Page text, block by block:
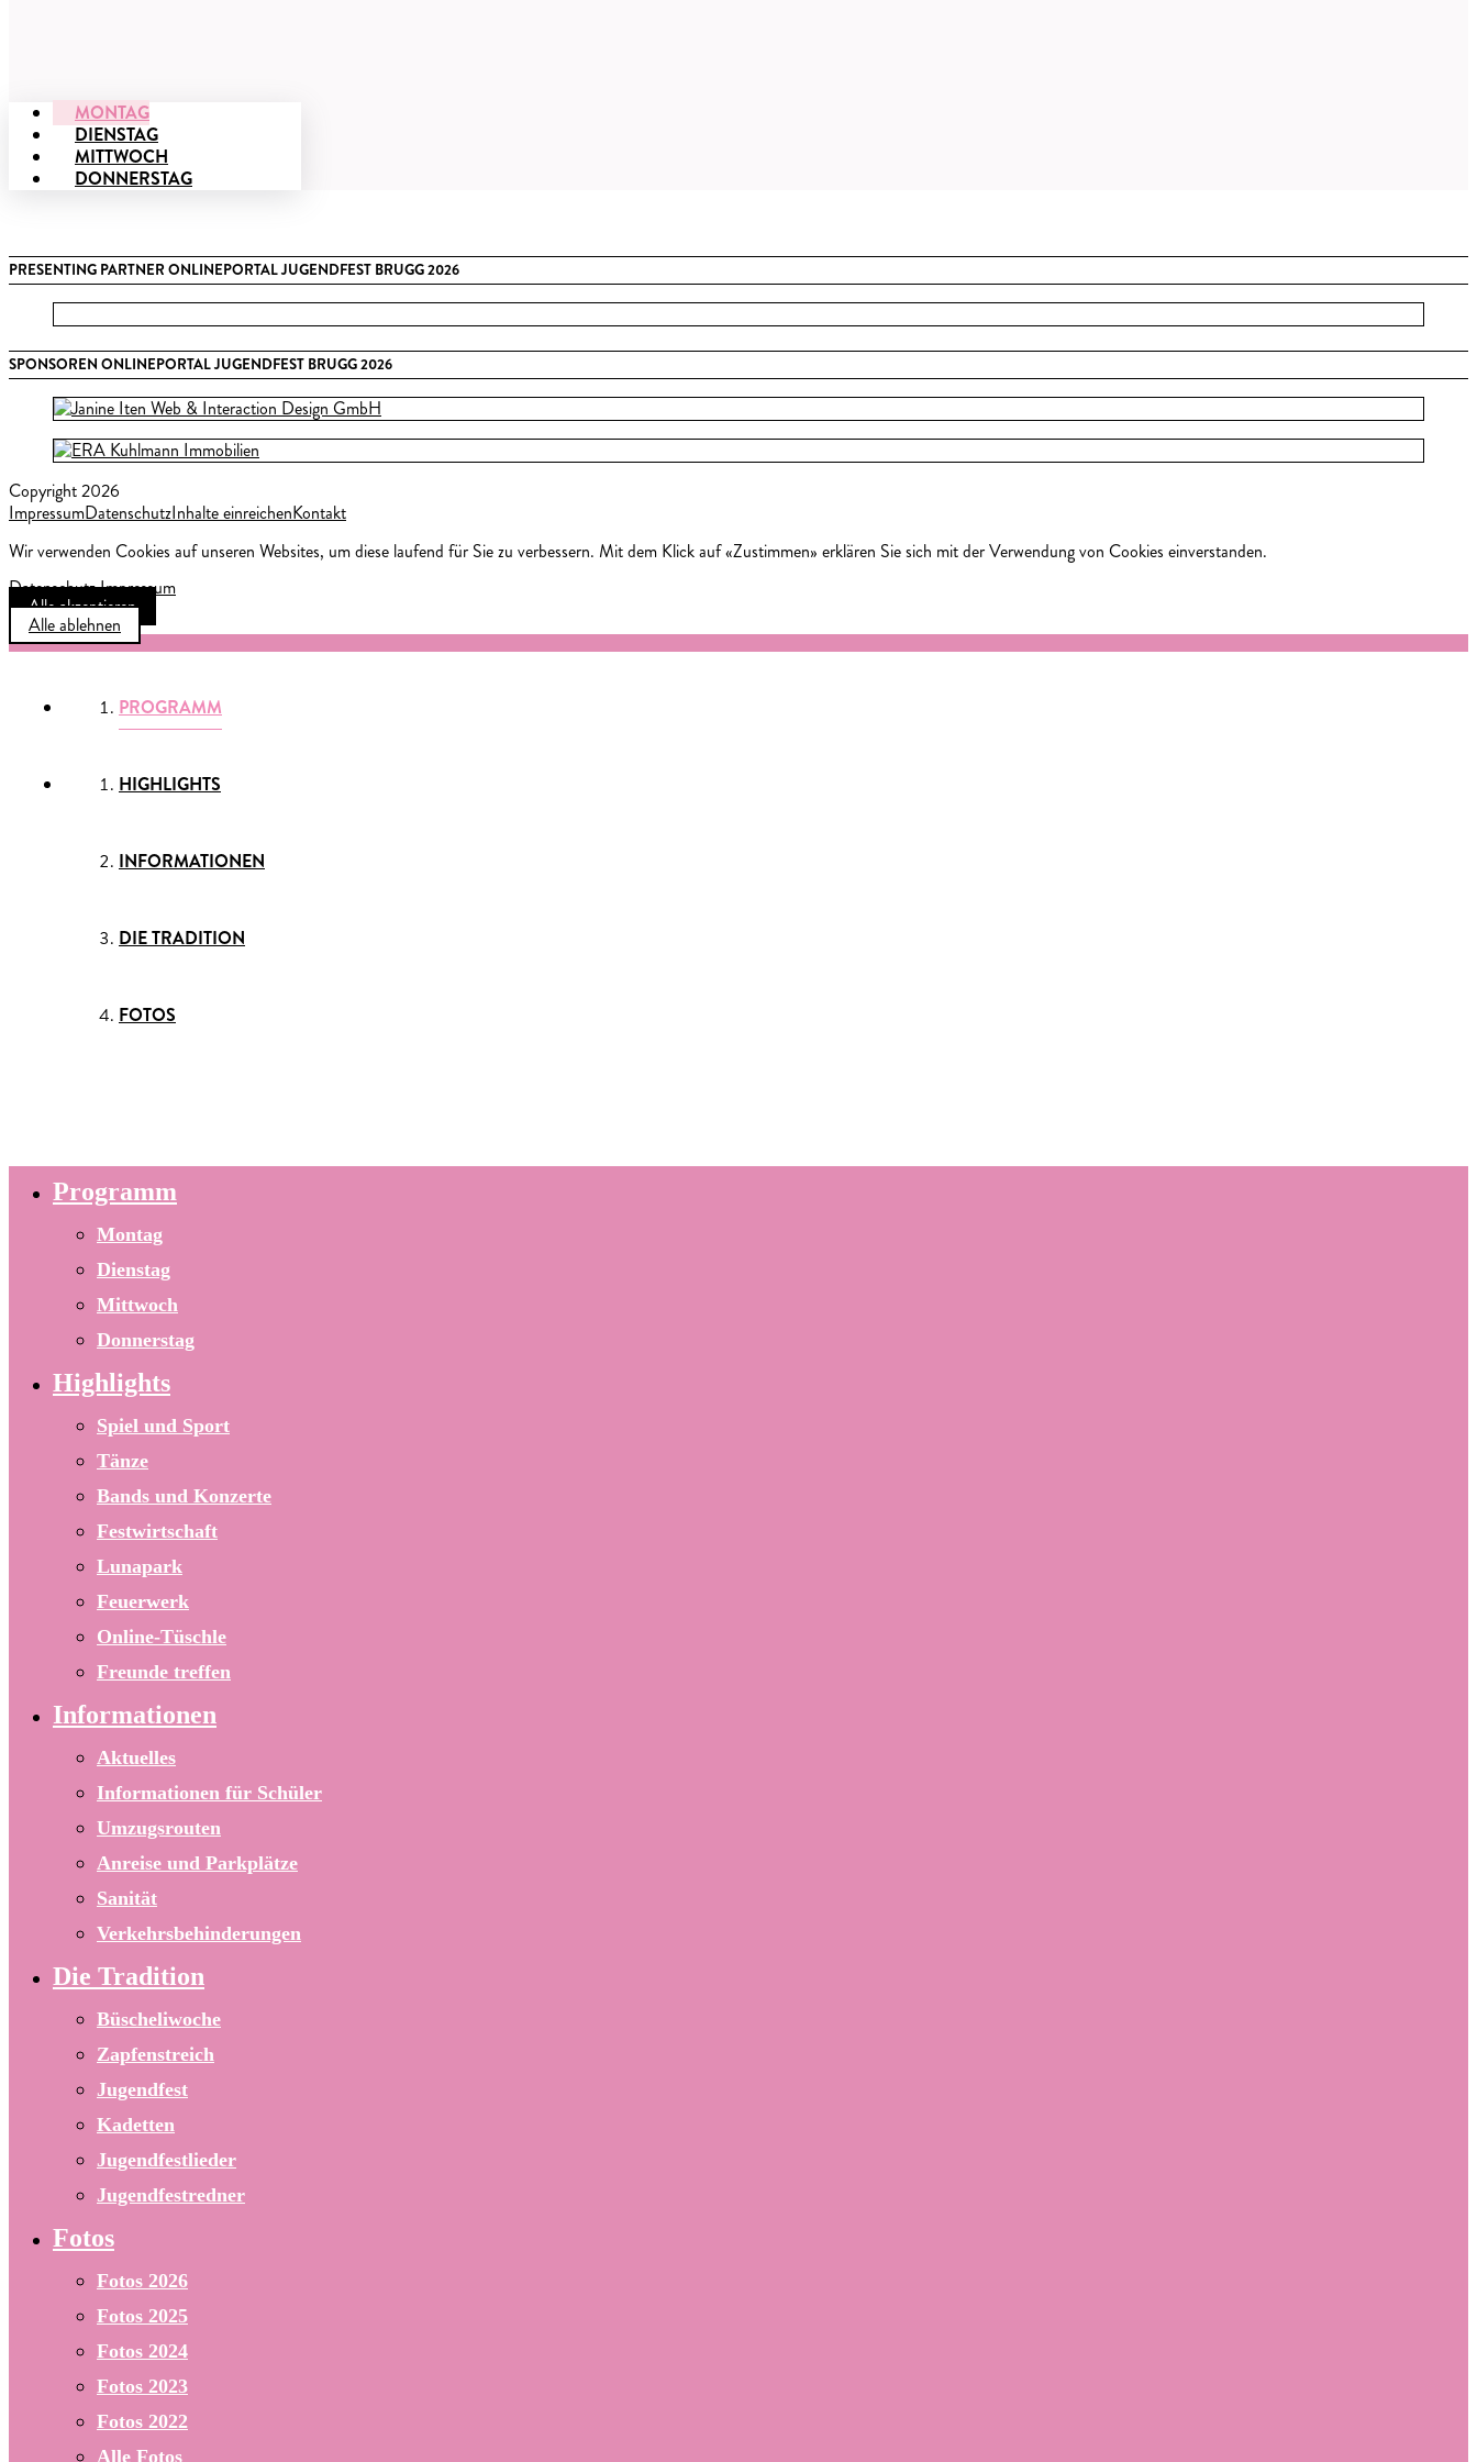
MONTAG
DIENSTAG
MITTWOCH
DONNERSTAG
PRESENTING PARTNER ONLINEPORTAL JUGENDFEST BRUGG 2026
SPONSOREN ONLINEPORTAL JUGENDFEST BRUGG 2026
Copyright 2026
ImpressumDatenschutzInhalte einreichenKontakt
Wir verwenden Cookies auf unseren Websites, um diese laufend für Sie zu verbessern. Mit dem Klick auf «Zustimmen» erklären Sie sich mit der Verwendung von Cookies einverstanden.
DatenschutzImpressum
Alle akzeptieren
Alle ablehnen
PROGRAMM
HIGHLIGHTS
INFORMATIONEN
DIE TRADITION
FOTOS
Programm
Montag
Dienstag
Mittwoch
Donnerstag
Highlights
Spiel und Sport
Tänze
Bands und Konzerte
Festwirtschaft
Lunapark
Feuerwerk
Online-Tüschle
Freunde treffen
Informationen
Aktuelles
Informationen für Schüler
Umzugsrouten
Anreise und Parkplätze
Sanität
Verkehrsbehinderungen
Die Tradition
Büscheliwoche
Zapfenstreich
Jugendfest
Kadetten
Jugendfestlieder
Jugendfestredner
Fotos
Fotos 2026
Fotos 2025
Fotos 2024
Fotos 2023
Fotos 2022
Alle Fotos